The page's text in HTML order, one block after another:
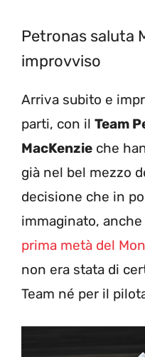
Petronas saluta
improvviso
Arriva subito e
parti, con il Team
MacKenzie che
già nel bel mezzo
decisione che in
immaginato,
prima metà del
non era stata di
Team né per il